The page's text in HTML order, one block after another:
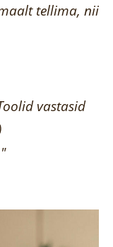
tellima, nii
vastasid